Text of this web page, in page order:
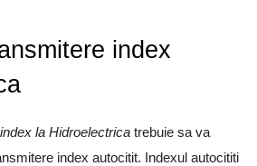
index
index la Hidroelectrica trebuie sa va
index autocitit. Indexul autocititi